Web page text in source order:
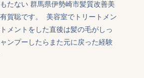
たない 群馬県伊勢崎市髪質改善美
賀聡です。  美容室でトリートメン
メントをした直後は髪の毛がしっ
ンプーしたらまた元に戻った経験